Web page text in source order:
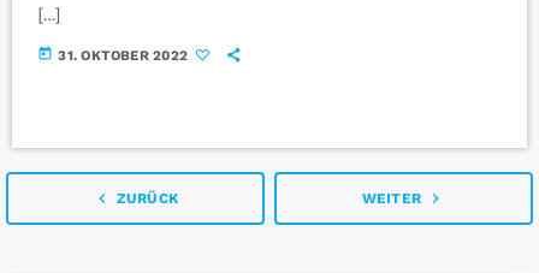
[…]
today 31. OKTOBER 2022
navigate_before ZURÜCK WEITER navigate_next